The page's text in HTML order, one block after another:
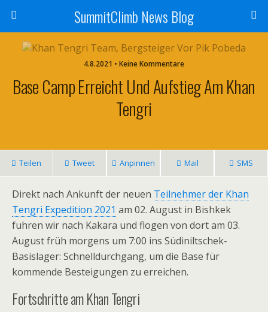
SummitClimb News Blog
4.8.2021 • Keine Kommentare
Base Camp Erreicht Und Aufstieg Am Khan
Tengri
Teilen Tweet Anpinnen Mail SMS
Direkt nach Ankunft der neuen Teilnehmer der Khan
Tengri Expedition 2021 am 02. August in Bishkek
fuhren wir nach Kakara und flogen von dort am 03.
August früh morgens um 7:00 ins Südiniltschek-
Basislager: Schnelldurchgang, um die Base für
kommende Besteigungen zu erreichen.
Fortschritte am Khan Tengri